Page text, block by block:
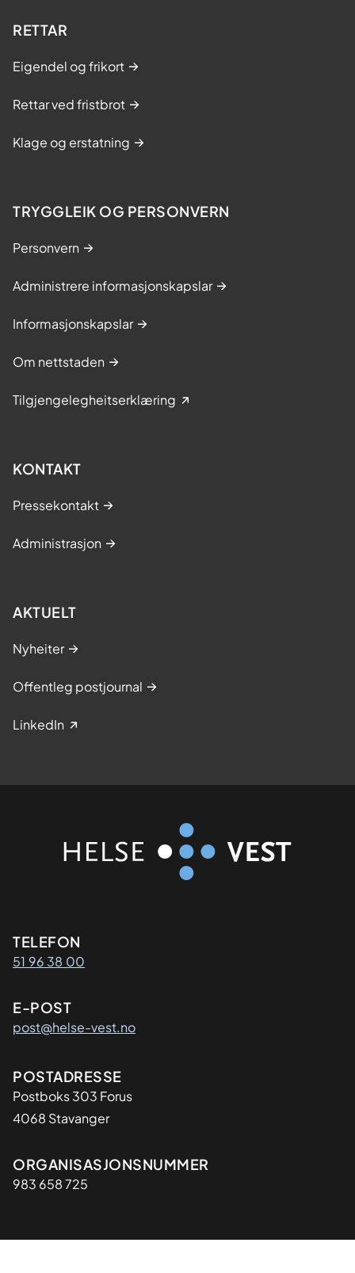
RETTAR
Eigendel og frikort
Rettar ved fristbrot
Klage og erstatning
TRYGGLEIK OG PERSONVERN
Personvern
Administrere informasjonskapslar
Informasjonskapslar
Om nettstaden
Tilgjengelegheitserklæring
KONTAKT
Pressekontakt
Administrasjon
AKTUELT
Nyheiter
Offentleg postjournal
LinkedIn
Kontaktinformasjon
TELEFON
51 96 38 00
E-POST
post@helse-vest.no
Adresse
POSTADRESSE
Postboks 303 Forus
4068 Stavanger
Organisasjon
ORGANISASJONSNUMMER
983 658 725